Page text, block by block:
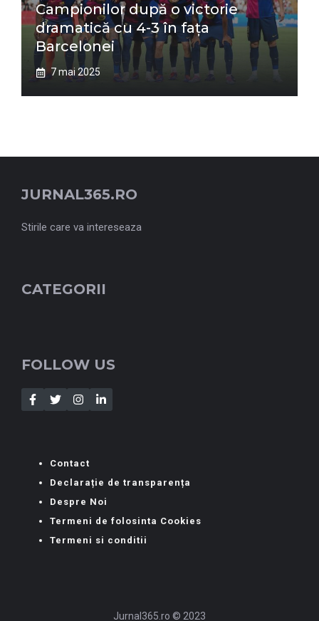
Campionilor după o victorie
dramatică cu 4-3 în fața
Barcelonei
7 mai 2025
JURNAL365.RO
Stirile care va intereseaza
CATEGORII
FOLLOW US
Contact
Declarație de transparența
Despre Noi
Termeni de folosinta Cookies
Termeni si conditii
Jurnal365.ro © 2023